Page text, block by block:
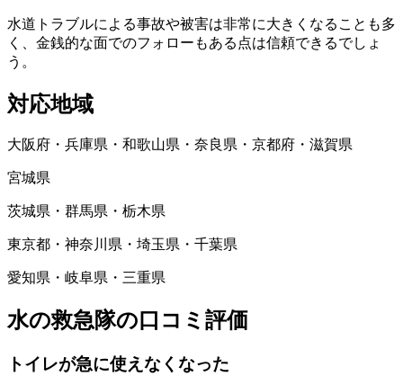
水道トラブルによる事故や被害は非常に大きくなることも多
く、金銭的な面でのフォローもある点は信頼できるでしょ
う。
対応地域
大阪府・兵庫県・和歌山県・奈良県・京都府・滋賀県
宮城県
茨城県・群馬県・栃木県
東京都・神奈川県・埼玉県・千葉県
愛知県・岐阜県・三重県
水の救急隊の口コミ評価
トイレが急に使えなくなった